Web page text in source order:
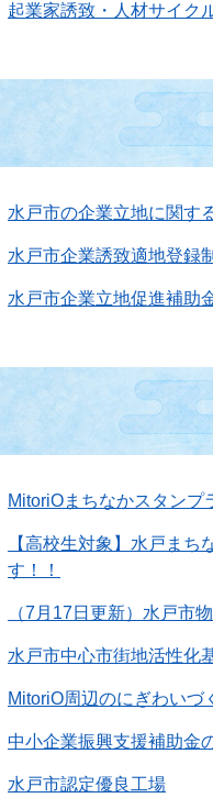
起業家誘致・人材サイク
水戸市の企業立地に関す
水戸市企業誘致適地登録
水戸市企業立地促進補助
MitoriOまちなかスタンプ
【高校生対象】水戸ま
す！！
（7月17日更新）水戸市
水戸市中心市街地活性化
MitoriO周辺のにぎわいづ
中小企業振興支援補助金
水戸市認定優良工場